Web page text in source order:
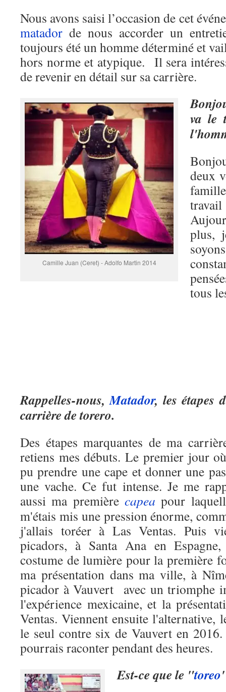
Nous avons saisi l’occasion de cet
matador de nous accorder un
toujours été un homme déterminé et
hors norme et atypique. Il sera
de revenir en détail sur sa carrière.
Camille Juan (Ceret) - Adolfo Martin 2014
va le
deux
plus,
tous
Rappelles-nous,Matador, les étapes
carrière de torero.
Des étapes marquantes de ma
retiens mes débuts. Le premier jour
pu prendre une cape et donner une
une vache. Ce fut intense. Je me
aussi ma première capea pour
m'étais mis une pression énorme,
j'allais toréer à Las Ventas. Puis
picadors, à Santa Ana en
costume de lumière pour la première
ma présentation dans ma ville, à
picador à Vauvert avec un triomphe
l'expérience mexicaine, et la
Ventas. Viennent ensuite l'alternative,
le seul contre six de Vauvert en
pourrais raconter pendant des heures.
Est-ce que le "toreo